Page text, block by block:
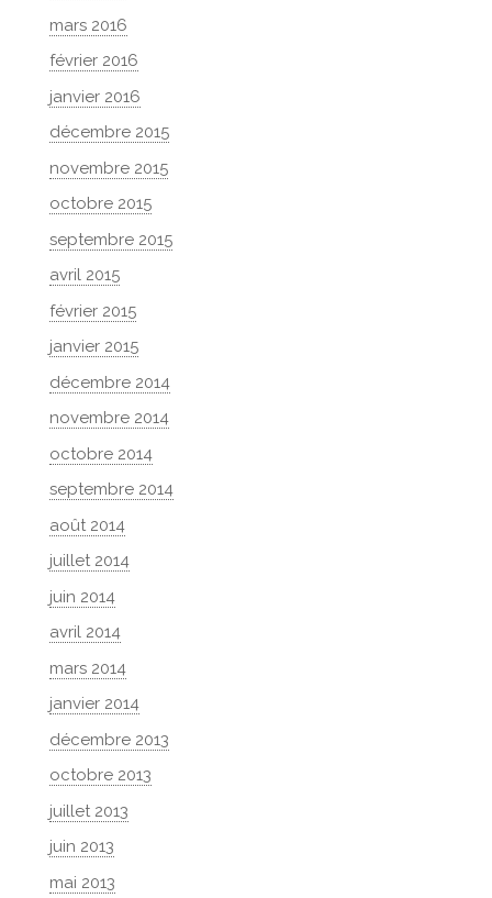
mars 2016
février 2016
janvier 2016
décembre 2015
novembre 2015
octobre 2015
septembre 2015
avril 2015
février 2015
janvier 2015
décembre 2014
novembre 2014
octobre 2014
septembre 2014
août 2014
juillet 2014
juin 2014
avril 2014
mars 2014
janvier 2014
décembre 2013
octobre 2013
juillet 2013
juin 2013
mai 2013